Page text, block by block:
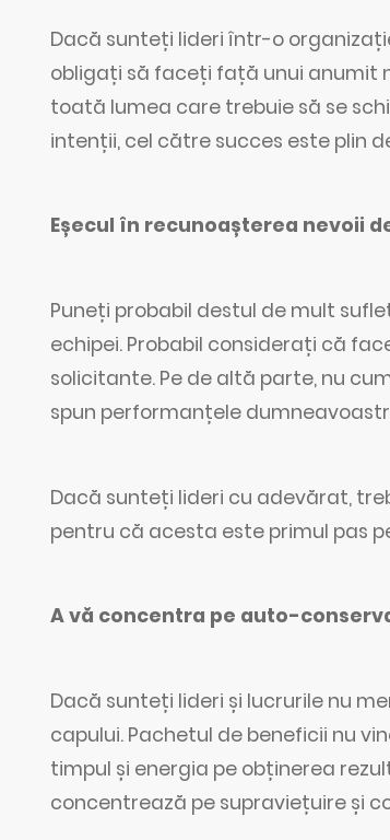
Dacă sunteți lideri într-o
obligați să faceți față unui anumit
toată lumea care trebuie să se
intenții, cel către succes este plin
Eșecul în recunoașterea nevoii
Puneți probabil destul de mult
echipei. Probabil considerați că
solicitante. Pe de altă parte, nu
spun performanțele
Dacă sunteți lideri cu adevărat,
pentru că acesta este primul pas
A vă concentra pe auto-
Dacă sunteți lideri și lucrurile nu
capului. Pachetul de beneficii nu
timpul și energia pe obținerea
concentrează pe supraviețuire și